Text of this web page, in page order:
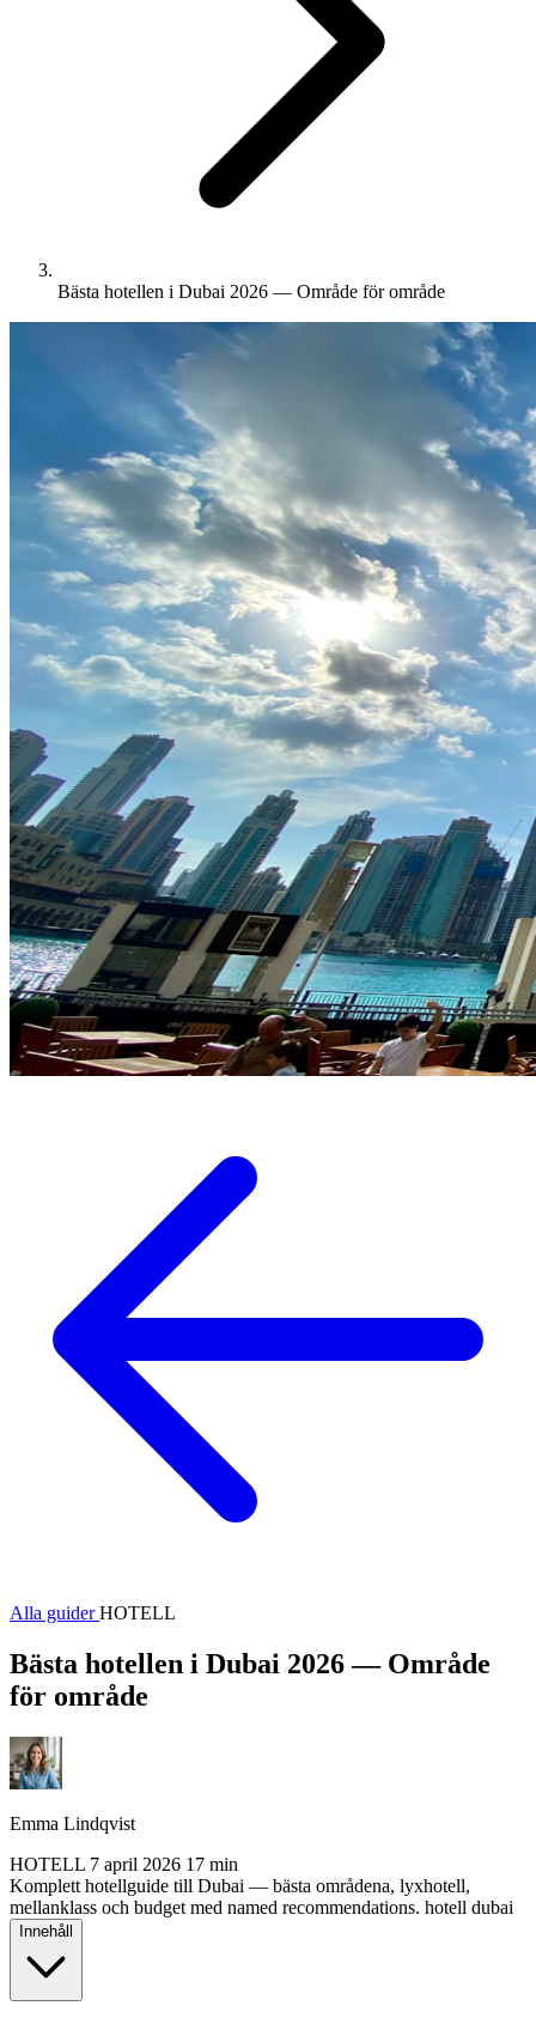
Bästa hotellen i Dubai 2026 — Område för område
Alla guiderHOTELL
Bästa hotellen i Dubai 2026 — Område
för område
Emma Lindqvist
HOTELL 7 april 2026 17 min
Komplett hotellguide till Dubai — bästa områdena, lyxhotell,
mellanklass och budget med named recommendations. hotell dubai
Innehåll